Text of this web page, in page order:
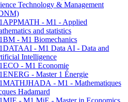
Technology & Management
- M1 - Applied
and statistics
- M1 Biomechanics
- M1 Data AI - Data and
Intelligence
- M1 Economie
- Master 1 Énergie
- M1 - Mathematiques
Hadamard
- M1 MiE - Master in Economics